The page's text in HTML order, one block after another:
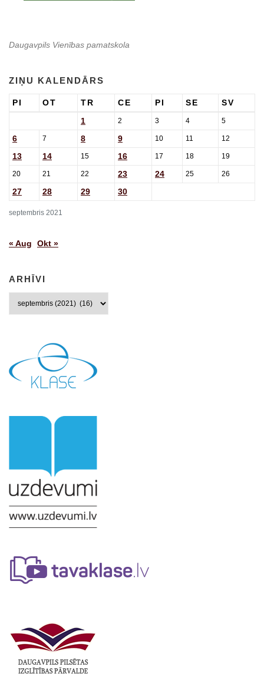
Daugavpils Vienības pamatskola
ZIŅU KALENDĀRS
septembris 2021
PI OT TR CE PI SE
SV
1
2 3 4 5
6 7 8 9 10 11 12
13 14 15 16 17 18 19
20 21 22 23 24 25 26
27 28 29 30
« Aug Okt »
ARHĪVI